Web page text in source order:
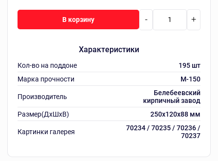
Характеристики
Кол-во на поддоне
195 шт
Марка прочности
M-150
Производитель
Белебеевский
кирпичный завод
Размер(ДхШхВ)
250х120х88 мм
Картинки галерея
70234 / 70235 / 70236 /
70237
- +
В корзину